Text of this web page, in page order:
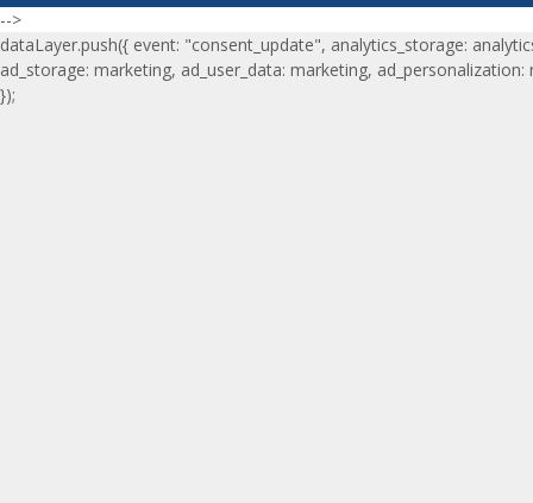
-->
dataLayer.push({ event: "consent_update", analytics_storage:
ad_storage: marketing, ad_user_data: marketing, ad_personalization:
});